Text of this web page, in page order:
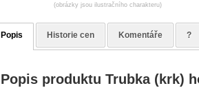
(obrázky jsou ilustračního charakteru)
Popis Historie cen Komentáře ?
Popis produktu Trubka (krk)